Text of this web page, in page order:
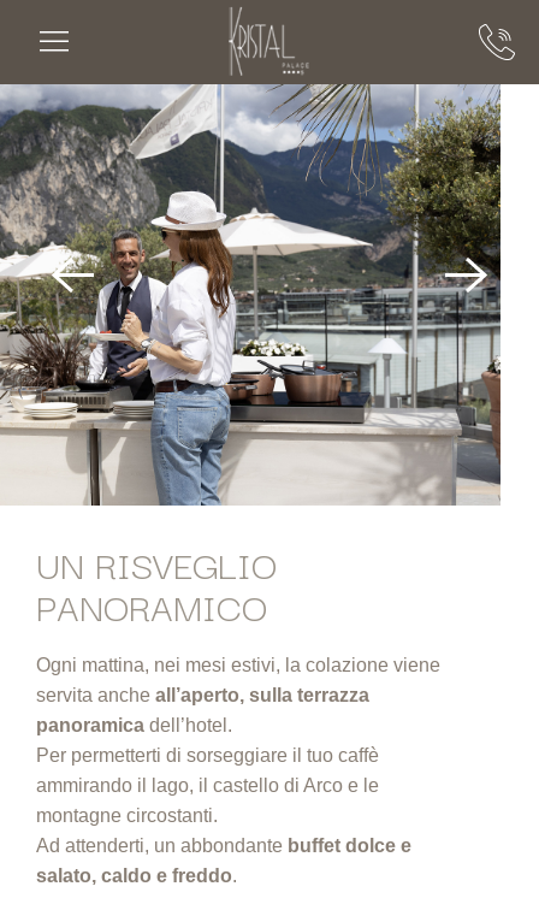
UN RISVEGLIO
PANORAMICO
Ogni mattina, nei mesi estivi, la colazione viene
servita anche all’aperto, sulla terrazza
panoramica dell’hotel.
Per permetterti di sorseggiare il tuo caffè
ammirando il lago, il castello di Arco e le
montagne circostanti.
Ad attenderti, un abbondante buffet dolce e
salato, caldo e freddo.